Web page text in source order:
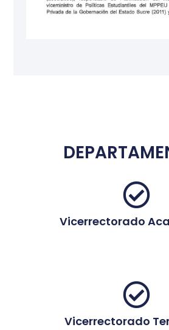
Vicerrectorado
Vicerrectorado